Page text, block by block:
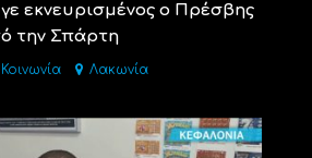
εκνευρισμένος ο Πρέσβης
την Σπάρτη
Κοινωνία Λακωνία